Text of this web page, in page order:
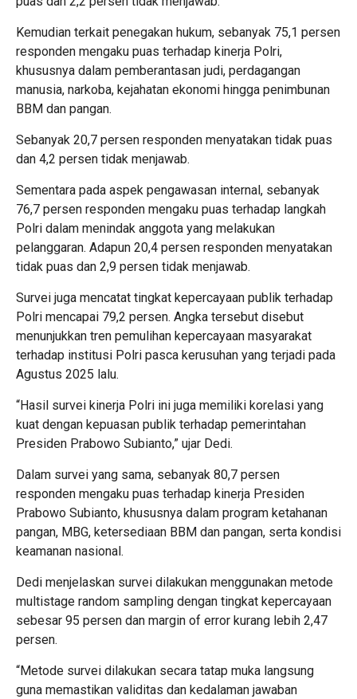
Kemudian terkait penegakan hukum, sebanyak 75,1 persen
responden mengaku puas terhadap kinerja Polri,
khususnya dalam pemberantasan judi, perdagangan
manusia, narkoba, kejahatan ekonomi hingga penimbunan
BBM dan pangan.
Sebanyak 20,7 persen responden menyatakan tidak puas
dan 4,2 persen tidak menjawab.
Sementara pada aspek pengawasan internal, sebanyak
76,7 persen responden mengaku puas terhadap langkah
Polri dalam menindak anggota yang melakukan
pelanggaran. Adapun 20,4 persen responden menyatakan
tidak puas dan 2,9 persen tidak menjawab.
Survei juga mencatat tingkat kepercayaan publik terhadap
Polri mencapai 79,2 persen. Angka tersebut disebut
menunjukkan tren pemulihan kepercayaan masyarakat
terhadap institusi Polri pasca kerusuhan yang terjadi pada
Agustus 2025 lalu.
“Hasil survei kinerja Polri ini juga memiliki korelasi yang
kuat dengan kepuasan publik terhadap pemerintahan
Presiden Prabowo Subianto,” ujar Dedi.
Dalam survei yang sama, sebanyak 80,7 persen
responden mengaku puas terhadap kinerja Presiden
Prabowo Subianto, khususnya dalam program ketahanan
pangan, MBG, ketersediaan BBM dan pangan, serta kondisi
keamanan nasional.
Dedi menjelaskan survei dilakukan menggunakan metode
multistage random sampling dengan tingkat kepercayaan
sebesar 95 persen dan margin of error kurang lebih 2,47
persen.
“Metode survei dilakukan secara tatap muka langsung
guna memastikan validitas dan kedalaman jawaban